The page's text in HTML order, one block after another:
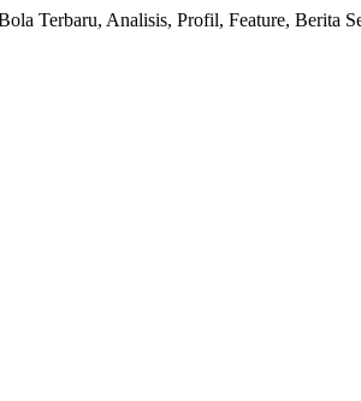
Terbaru, Analisis, Profil, Feature, Berita